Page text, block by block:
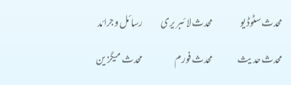
محدث سٹوڈیو محدث لائبریری
رسائل و جرائد
محدث حدیث
محدث فورم محدث میگزین